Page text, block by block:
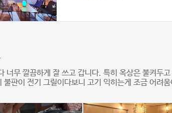
너무 깔끔하게 잘 쓰고 갑니다. 특히 옥상은 불켜두
불판이 전기 그릴이다보니 고기 익히는게 조금 어려